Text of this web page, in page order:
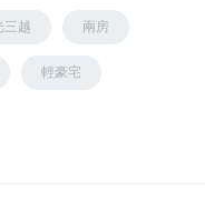
三越 兩房
輕豪宅